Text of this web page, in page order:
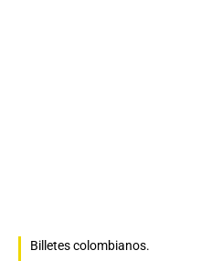
Billetes colombianos.